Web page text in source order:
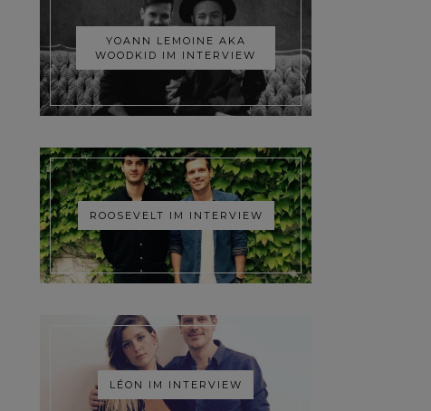
YOANN LEMOINE AKA
WOODKID IM INTERVIEW
ROOSEVELT IM INTERVIEW
LÉON IM INTERVIEW